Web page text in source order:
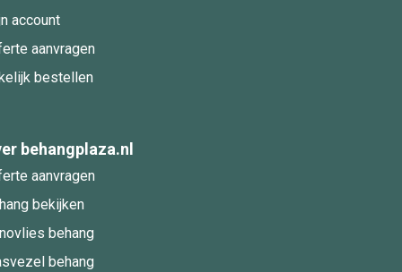
account
aanvragen
bestellen
behangplaza.nl
aanvragen
bekijken
behang
behang